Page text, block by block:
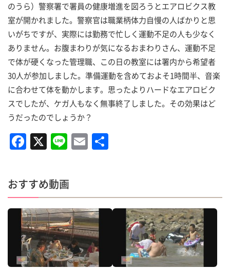
のうら）警察署で署員の健康増進を図ろうとエアロビクス教
室が開かれました。警察官は職業柄体力自慢の人ばかりと思
いがちですが、実際には勤務で忙しく運動不足の人も少なく
ありません。お腹まわりが気になるおまわりさん、運動不足
で体が硬くなった管理職、この日の教室には署内から希望者
30人が参加しました。準備運動を含めておよそ1時間半、音楽
に合わせて体を動かします。思ったよりハードなエアロビク
スでしたが、ケガ人もなく無事終了しました。その効果はど
うだったのでしょうか？
F
a
c
e
b
o
o
k
X Li
n
e
E
m
l
おすすめ動画